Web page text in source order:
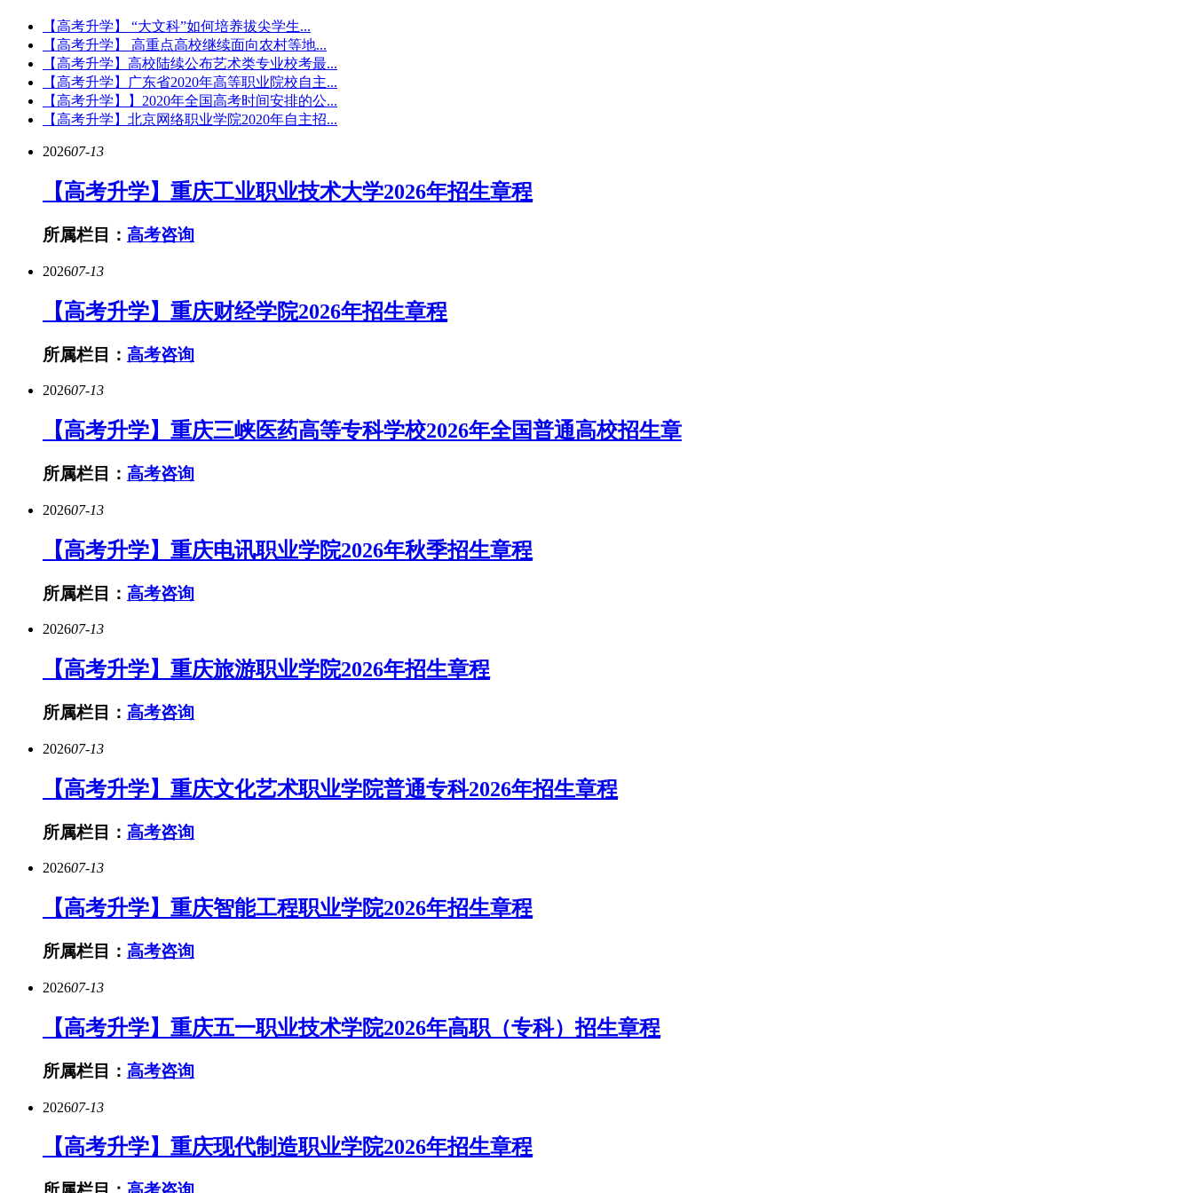
【高考升学】 “大文科”如何培养拔尖学生...
【高考升学】 高重点高校继续面向农村等地...
【高考升学】高校陆续公布艺术类专业校考最...
【高考升学】广东省2020年高等职业院校自主...
【高考升学】】2020年全国高考时间安排的公...
【高考升学】北京网络职业学院2020年自主招...
202607-13
【高考升学】重庆工业职业技术大学2026年招生章程
所属栏目： 高考咨询
202607-13
【高考升学】重庆财经学院2026年招生章程
所属栏目： 高考咨询
202607-13
【高考升学】重庆三峡医药高等专科学校2026年全国普通高校招生章
所属栏目： 高考咨询
202607-13
【高考升学】重庆电讯职业学院2026年秋季招生章程
所属栏目： 高考咨询
202607-13
【高考升学】重庆旅游职业学院2026年招生章程
所属栏目： 高考咨询
202607-13
【高考升学】重庆文化艺术职业学院普通专科2026年招生章程
所属栏目： 高考咨询
202607-13
【高考升学】重庆智能工程职业学院2026年招生章程
所属栏目： 高考咨询
202607-13
【高考升学】重庆五一职业技术学院2026年高职（专科）招生章程
所属栏目： 高考咨询
202607-13
【高考升学】重庆现代制造职业学院2026年招生章程